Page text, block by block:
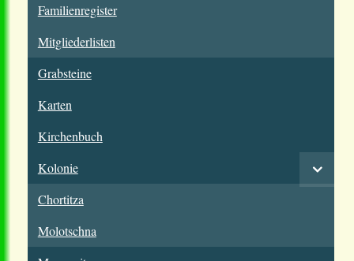
Familienregister
Mitgliederlisten
Grabsteine
Karten
Kirchenbuch
Kolonie
Chortitza
Molotschna